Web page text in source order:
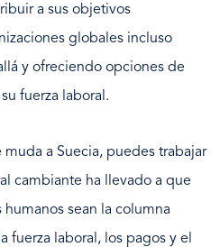
a sus objetivos
globales incluso
y ofreciendo opciones de
fuerza laboral.
muda a Suecia, puedes trabajar
cambiante ha llevado a que
humanos sean la columna
fuerza laboral, los pagos y el